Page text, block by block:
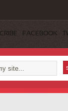
FACEBOOK